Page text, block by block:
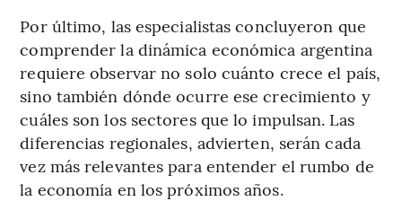
Por último, las especialistas concluyeron que
comprender la dinámica económica argentina
requiere observar no solo cuánto crece el país,
sino también dónde ocurre ese crecimiento y
cuáles son los sectores que lo impulsan. Las
diferencias regionales, advierten, serán cada
vez más relevantes para entender el rumbo de
la economía en los próximos años.